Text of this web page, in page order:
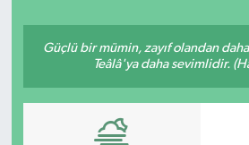
Güçlü bir mümin, zayıf olandan
Teâlâ'ya daha sevimlidir.
Haberde İnsan